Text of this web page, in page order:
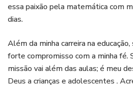
essa paixão pela matemática com
dias.
Além da minha carreira na
forte compromisso com a minha fé.
missão vai além das aulas; é meu
Deus a crianças e adolescentes .